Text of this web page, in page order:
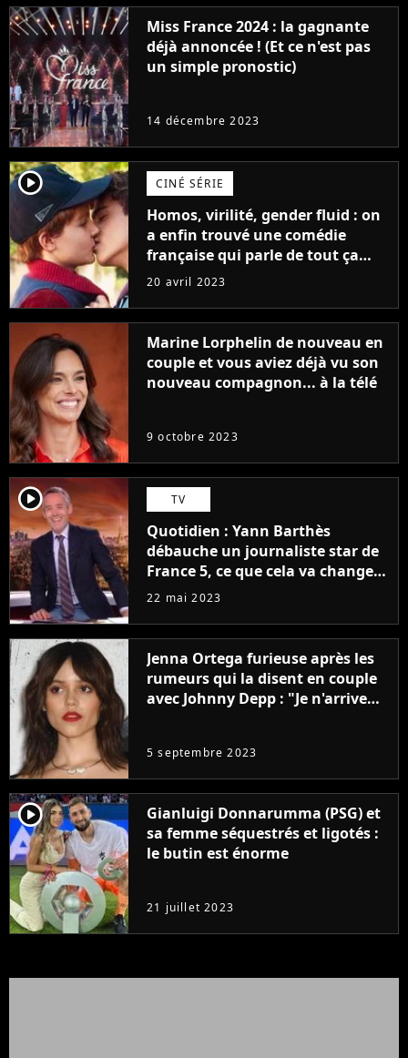
Miss France 2024 : la gagnante
déjà annoncée ! (Et ce n'est pas
un simple pronostic)
14 décembre 2023
player2 CINÉ SÉRIE
Homos, virilité, gender fluid : on
a enfin trouvé une comédie
française qui parle de tout ça
sans être super ringarde
20 avril 2023
Marine Lorphelin de nouveau en
couple et vous aviez déjà vu son
nouveau compagnon... à la télé
9 octobre 2023
player2 TV
Quotidien : Yann Barthès
débauche un journaliste star de
France 5, ce que cela va changer
à la rentrée
22 mai 2023
Jenna Ortega furieuse après les
rumeurs qui la disent en couple
avec Johnny Depp : "Je n'arrive
5 septembre 2023
player2
Gianluigi Donnarumma (PSG) et
sa femme séquestrés et ligotés :
le butin est énorme
21 juillet 2023